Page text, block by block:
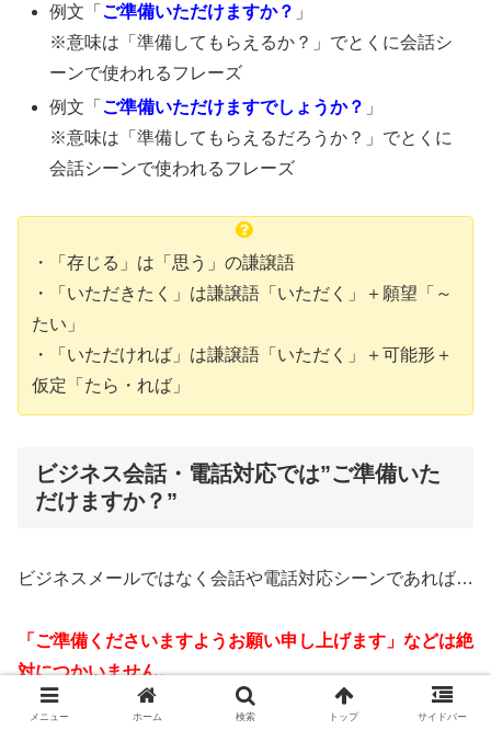
例文「 ご準備いただけますか？ 」
※意味は「準備してもらえるか？」でとくに会話シ
ーンで使われるフレーズ
例文「 ご準備いただけますでしょうか？ 」
※意味は「準備してもらえるだろうか？」でとくに
会話シーンで使われるフレーズ
・「存じる」は「思う」の謙譲語
・「いただきたく」は謙譲語「いただく」＋願望「～
たい」
・「いただければ」は謙譲語「いただく」＋可能形＋
仮定「たら・れば」
ビジネス会話・電話対応では”ご準備いた
だけますか？”
ビジネスメールではなく会話や電話対応シーンであれば…
「ご準備くださいますようお願い申し上げます」などは絶
対につかいません。
メニュー ホーム 検索 トップ サイドバー